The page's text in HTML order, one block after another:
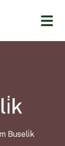
Buseli̇k